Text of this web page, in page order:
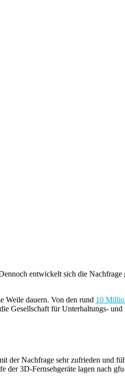
entwickelt sich die
Weile dauern. Von den rund 10
Gesellschaft für Unterhaltungs-
Nachfrage sehr zufrieden und
3D-Fernsehgeräte lagen nach